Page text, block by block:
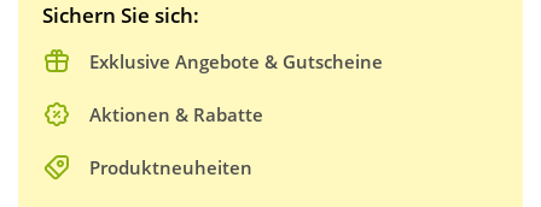
Sichern Sie sich:
Exklusive Angebote & Gutscheine
Aktionen & Rabatte
Produktneuheiten